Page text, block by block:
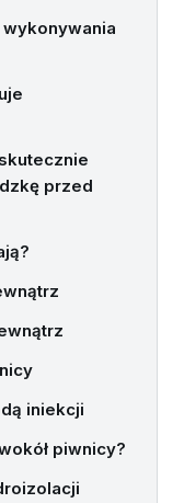
przed
iniekcji
piwnicy?